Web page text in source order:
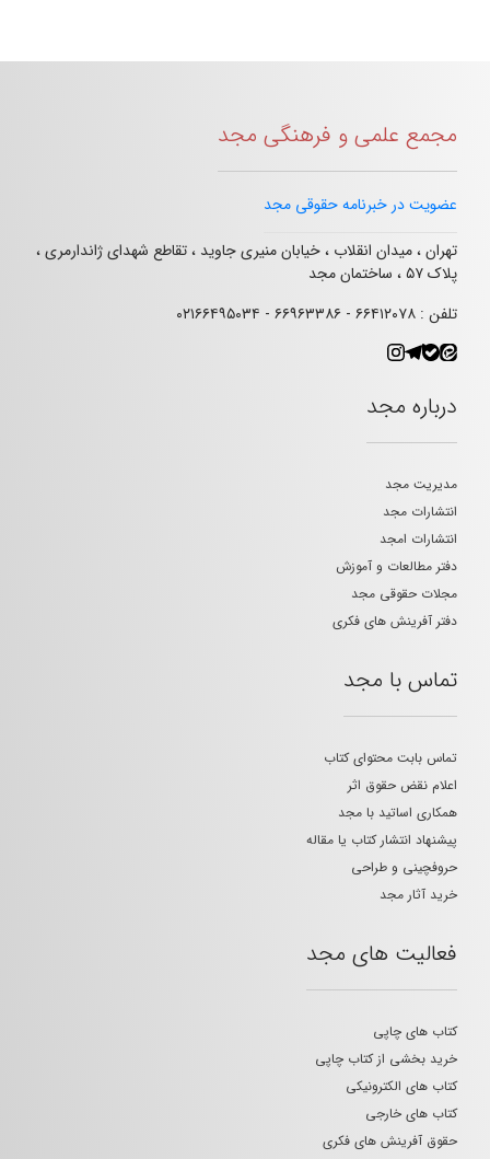
مجمع علمی و فرهنگی مجد
عضویت در خبرنامه حقوقی مجد
تهران ، میدان انقلاب ، خیابان منیری جاوید ، تقاطع شهدای ژاندارمری ،
پلاک ۵۷ ، ساختمان مجد
تلفن : ۶۶۴۱۲۰۷۸ - ۶۶۹۶۳۳۸۶ - ۰۲۱۶۶۴۹۵۰۳۴
درباره مجد
مدیریت مجد
انتشارات مجد
انتشارات امجد
دفتر مطالعات و آموزش
مجلات حقوقی مجد
دفتر آفرینش های فکری
تماس با مجد
تماس بابت محتوای کتاب
اعلام نقض حقوق اثر
همکاری اساتید با مجد
پیشنهاد انتشار کتاب یا مقاله
حروفچینی و طراحی
خرید آثار مجد
فعالیت های مجد
کتاب های چاپی
خرید بخشی از کتاب چاپی
کتاب های الکترونیکی
کتاب های خارجی
حقوق آفرینش های فکری